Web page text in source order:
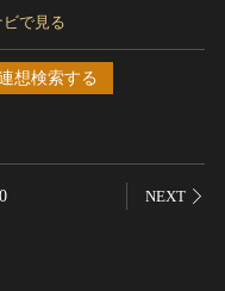
料・関連記事等
、美術館の皆さまへ
で見る
想検索する
NEXT